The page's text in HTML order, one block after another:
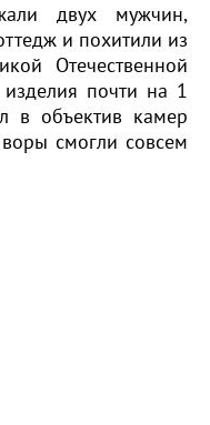
двух мужчин,
и похитили из
Отечественной
почти на 1
в объектив камер
смогли совсем